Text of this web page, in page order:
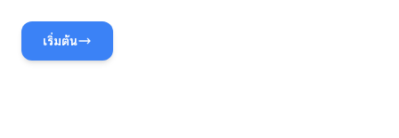
เริ่มต้น